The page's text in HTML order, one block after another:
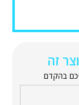
זה
בהקדם